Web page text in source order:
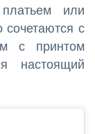
или
с
с принтом
настоящий